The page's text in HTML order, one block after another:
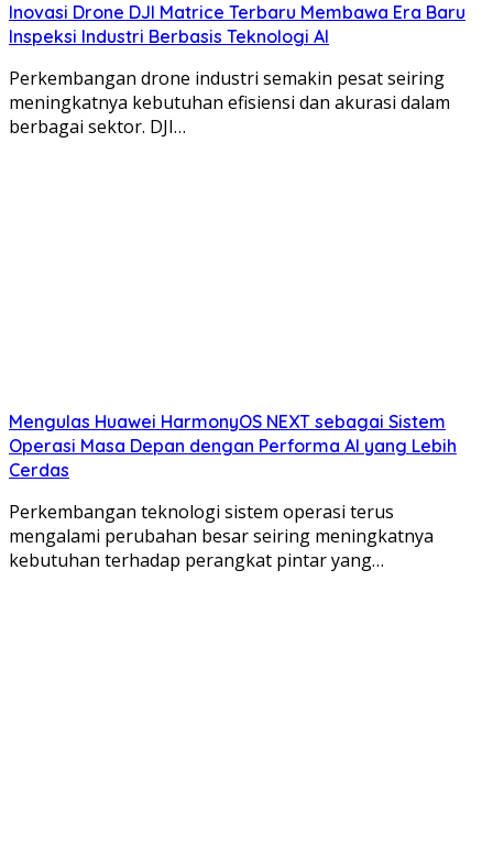
Inovasi Drone DJI Matrice Terbaru Membawa Era Baru
Inspeksi Industri Berbasis Teknologi AI
Perkembangan drone industri semakin pesat seiring
meningkatnya kebutuhan efisiensi dan akurasi dalam
berbagai sektor. DJI…
Mengulas Huawei HarmonyOS NEXT sebagai Sistem
Operasi Masa Depan dengan Performa AI yang Lebih
Cerdas
Perkembangan teknologi sistem operasi terus
mengalami perubahan besar seiring meningkatnya
kebutuhan terhadap perangkat pintar yang…